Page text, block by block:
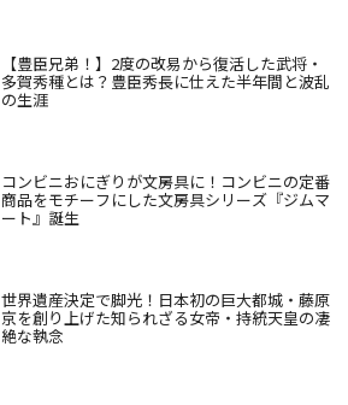
【豊臣兄弟！】2度の改易から復活した武将・
多賀秀種とは？豊臣秀長に仕えた半年間と波乱
の生涯
コンビニおにぎりが文房具に！コンビニの定番
商品をモチーフにした文房具シリーズ『ジムマ
ート』誕生
世界遺産決定で脚光！日本初の巨大都城・藤原
京を創り上げた知られざる女帝・持統天皇の凄
絶な執念